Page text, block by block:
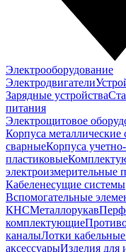
Электрооборудование
Электродвигатели
Зарядные устройства
питания
Электрощитовое
Корпуса металлические
сварныеКорпуса
пластиковые
электроизмерительные
Кабеленесущие системы
Вспомогательные
КНСМеталлорукав
комплектующие
каналыЛотки
аксессуарыИзделия для